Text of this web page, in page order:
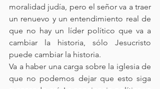
moralidad judía, pero el señor va a traer
un renuevo y un entendimiento real de
que no hay un líder político que va a
cambiar la historia, sólo Jesucristo
puede cambiar la historia.
Va a haber una carga sobre la iglesia de
que no podemos dejar que esto siga